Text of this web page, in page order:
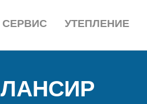
УТЕПЛЕНИЕ
СЕРВИС